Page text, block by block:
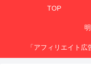
TOP
「アフィリエイト